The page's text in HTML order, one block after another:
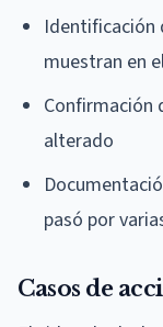
Identificación
muestran en
Confirmación
alterado
pasó por
Casos de